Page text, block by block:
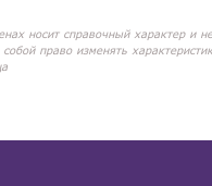
носит справочный характер и
право изменять